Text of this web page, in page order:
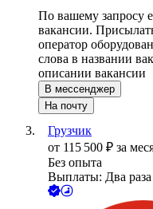
По вашему запросу
вакансии.
оператор
слова в названии
описании вакансии
В мессенджер
На почту
Грузчик
от 115 500 ₽ за
Без опыта
Выплаты: Два раза